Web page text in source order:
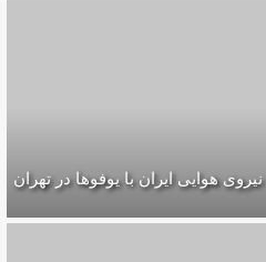
هوایی ایران با یوفوها در تهران